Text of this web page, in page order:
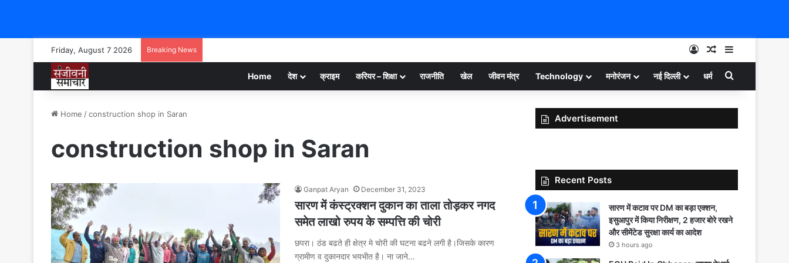
Friday, August 7 2026 Breaking News Log InRandom Article
Sidebar
Home देश क्राइम करियर – शिक्षा राजनीति खेल जीवन मंत्र Technology मनोरंजन नई दिल्ली धर्म Search for
Home /construction shop in Saran
construction shop in Saran
Ganpat Aryan December 31, 2023
सारण में कंस्ट्रक्शन दुकान का ताला तोड़कर नगद
समेत लाखो रुपय के सम्पत्ति की चोरी
छपरा। ठंड बढते ही क्षेत्र मे चोरी की घटना बढने लगी है।जिसके कारण
ग्रामीण व दुकानदार भयभीत है। ना जाने…
Advertisement
Recent Posts
सारण में कटाव पर DM का बड़ा एक्शन,
इसुआपुर में किया निरीक्षण, 2 हजार बोरे रखने
और सीमेंटेड सुरक्षा कार्य का आदेश
3 hours ago